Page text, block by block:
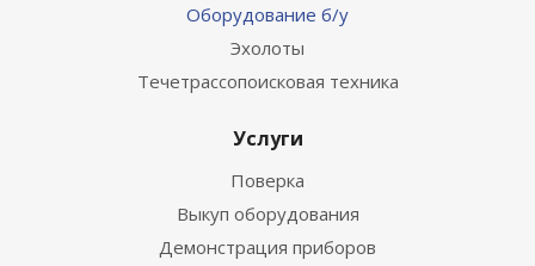
Оборудование б/у
Эхолоты
Течетрассопоисковая техника
Услуги
Поверка
Выкуп оборудования
Демонстрация приборов